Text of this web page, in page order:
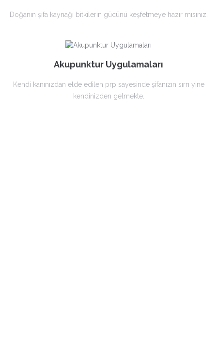
Doğanın şifa kaynağı bitkilerin gücünü keşfetmeye hazır mısınız.
Akupunktur Uygulamaları
Kendi kanınızdan elde edilen prp sayesinde şifanızın sırrı yine
kendinizden gelmekte.